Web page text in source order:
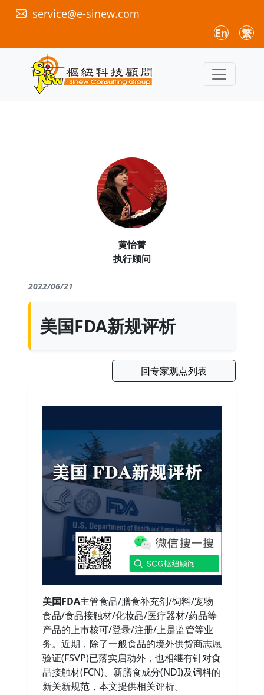
service@e-sinew.com
En 繁
黄怡菁
执行顾问
2022/06/21
美国FDA新规评析
回专家观点列表
美国FDA主管食品/膳食补充剂/饲料/宠物
食品/食品接触材/化妆品/医疗器材/药品等
产品的上市核可/登录/注册/上是监管等业
务。近期，除了一般食品的境外供货商志愿
验证(FSVP)已落实启动外，也相继有针对食
品接触材(FCN)、新膳食成分(NDI)及饲料的
新关新规范，本文提供相关评析。